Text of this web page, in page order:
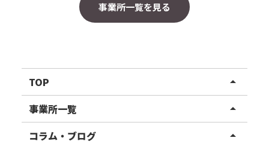
事業所一覧を見る
TOP arrow_drop_up
リハスワーク
リハスファーム
事業所一覧 arrow_drop_up
関東エリア
コラム・ブログ arrow_drop_up